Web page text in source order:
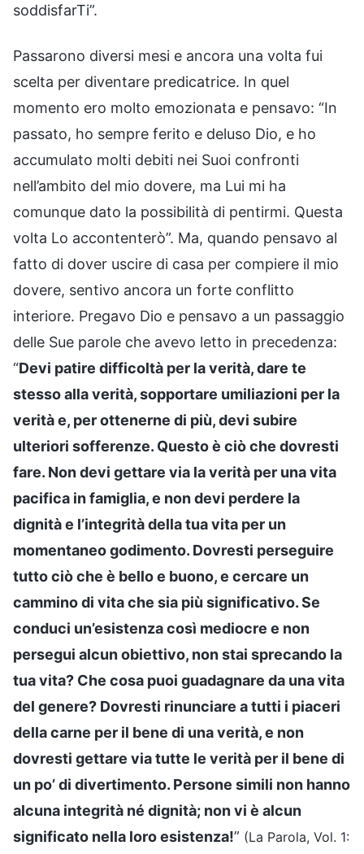
soddisfarTi”.
Passarono diversi mesi e ancora una volta fui
scelta per diventare predicatrice. In quel
momento ero molto emozionata e pensavo: “In
passato, ho sempre ferito e deluso Dio, e ho
accumulato molti debiti nei Suoi confronti
nell’ambito del mio dovere, ma Lui mi ha
comunque dato la possibilità di pentirmi. Questa
volta Lo accontenterò”. Ma, quando pensavo al
fatto di dover uscire di casa per compiere il mio
dovere, sentivo ancora un forte conflitto
interiore. Pregavo Dio e pensavo a un passaggio
delle Sue parole che avevo letto in precedenza:
“Devi patire difficoltà per la verità, dare te
stesso alla verità, sopportare umiliazioni per la
verità e, per ottenerne di più, devi subire
ulteriori sofferenze. Questo è ciò che dovresti
fare. Non devi gettare via la verità per una vita
pacifica in famiglia, e non devi perdere la
dignità e l’integrità della tua vita per un
momentaneo godimento. Dovresti perseguire
tutto ciò che è bello e buono, e cercare un
cammino di vita che sia più significativo. Se
conduci un’esistenza così mediocre e non
persegui alcun obiettivo, non stai sprecando la
tua vita? Che cosa puoi guadagnare da una vita
del genere? Dovresti rinunciare a tutti i piaceri
della carne per il bene di una verità, e non
dovresti gettare via tutte le verità per il bene di
un po’ di divertimento. Persone simili non hanno
alcuna integrità né dignità; non vi è alcun
significato nella loro esistenza!” (La Parola, Vol. 1: